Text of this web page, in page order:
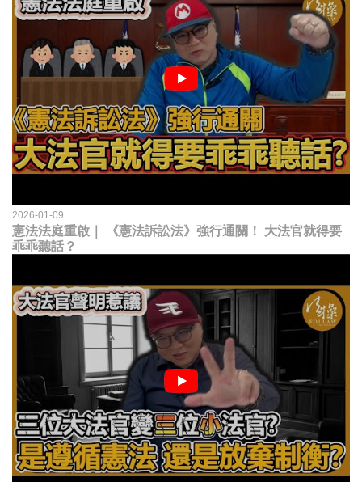
2026-01-09
憲法法庭重啟｜ 《憲法訴訟法》強行通關！ 大法官就得要
乖乖聽話？